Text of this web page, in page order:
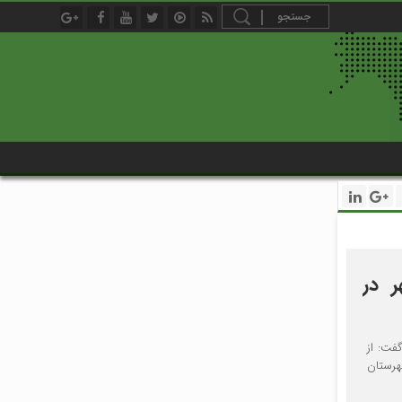
شهر در
گفت: از
شهرستان